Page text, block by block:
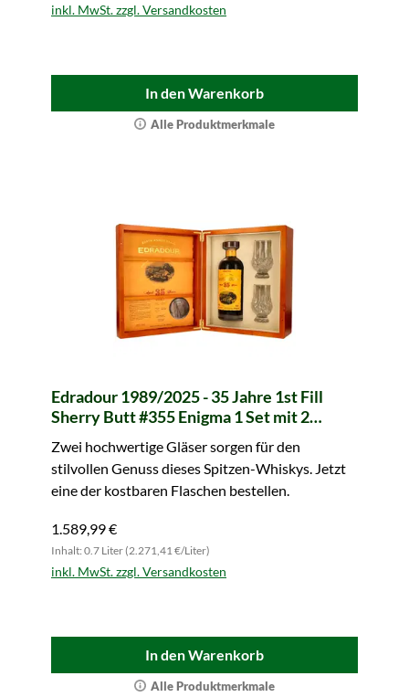
inkl. MwSt. zzgl. Versandkosten
In den Warenkorb
Alle Produktmerkmale
Edradour 1989/2025 - 35 Jahre 1st Fill
Sherry Butt #355 Enigma 1 Set mit 2
Zwei hochwertige Gläser sorgen für den
stilvollen Genuss dieses Spitzen-Whiskys. Jetzt
eine der kostbaren Flaschen bestellen.
1.589,99 €
Inhalt: 0.7 Liter (2.271,41 €/Liter)
inkl. MwSt. zzgl. Versandkosten
In den Warenkorb
Alle Produktmerkmale